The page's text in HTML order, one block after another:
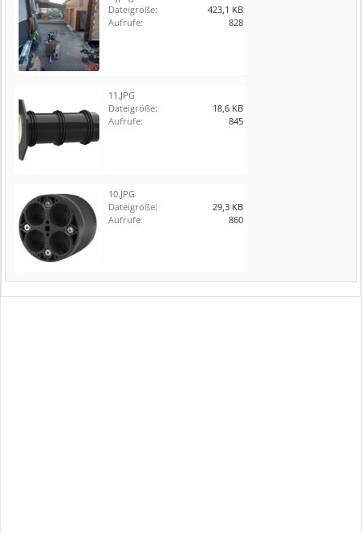
Dateigröße:
423,1 KB
Aufrufe:
828
11.JPG
Dateigröße:
18,6 KB
Aufrufe:
845
10.JPG
Dateigröße:
29,3 KB
Aufrufe:
860